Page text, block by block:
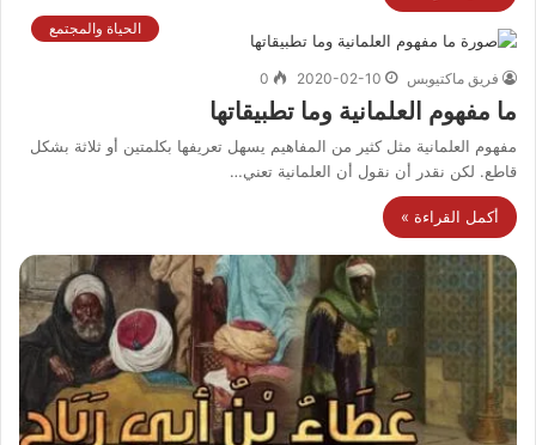
الحياة والمجتمع
فريق ماكتيوبس 2020-02-10
0
ما مفهوم العلمانية وما تطبيقاتها
مفهوم العلمانية مثل كثير من المفاهيم يسهل تعريفها بكلمتين أو ثلاثة بشكل
قاطع. لكن نقدر أن نقول أن العلمانية تعني…
أكمل القراءة »